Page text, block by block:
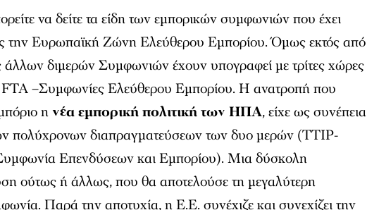
να δείτε τα είδη των εμπορικών συμφωνιών που έχει
την Ευρωπαϊκή Ζώνη Ελεύθερου Εμπορίου. Όμως εκτός από
άλλων διμερών Συμφωνιών έχουν υπογραφεί με τρίτες χώρες
–Συμφωνίες Ελεύθερου Εμπορίου. Η ανατροπή που
ηνέα εμπορική πολιτική των ΗΠΑ, είχε ως συνέπεια
πολύχρονων διαπραγματεύσεων των δυο μερών (TTIP-
Επενδύσεων και Εμπορίου). Μια δύσκολη
ούτως ή άλλως, που θα αποτελούσε τη μεγαλύτερη
Παρά την αποτυχία, η Ε.Ε. συνέχιζε και συνεχίζει την